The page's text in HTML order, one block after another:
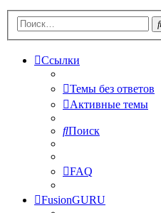
Ссылки
Темы без ответов
Активные темы
Поиск
FAQ
FusionGURU